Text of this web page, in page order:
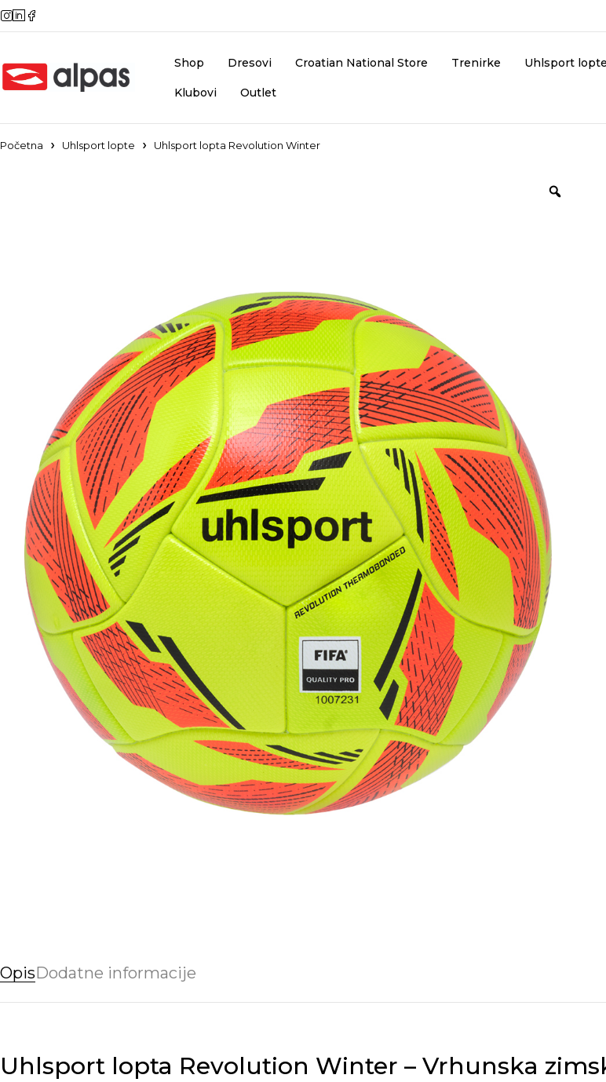
Shop Dresovi Croatian National Store Trenirke Uhlsport lopte
Klubovi Outlet
Početna Uhlsport lopte Uhlsport lopta Revolution Winter
OpisDodatne informacije
Uhlsport lopta Revolution Winter – Vrhunska